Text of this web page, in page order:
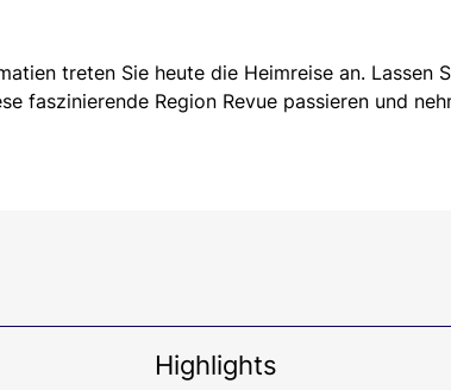
treten Sie heute die Heimreise an. Lassen
faszinierende Region Revue passieren und
Highlights